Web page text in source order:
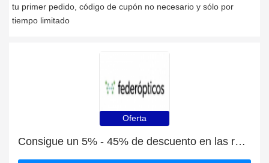
tu primer pedido, código de cupón no necesario y sólo por
tiempo limitado
Oferta
Consigue un 5% - 45% de descuento en las rebajas de verano en Federopticos